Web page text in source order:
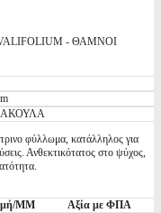
- ΘΑΜΝΟΙ
φύλλωμα, κατάλληλος για
Ανθεκτικότατος στο ψύχος,
ΜΜ Αξία με ΦΠΑ